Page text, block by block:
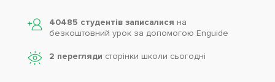
40485 студентів записалися на
безкоштовний урок за допомогою Enguide
2 перегляди сторінки школи cьогодні